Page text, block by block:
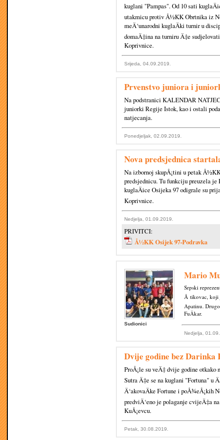
kuglani "Pampas". Od 10 sati
utakmicu protiv Å½KK Obrtnika iz
meÄ‘unarodni kuglaÄki turnir u
domaÄ‡ina na turniru Ä‡e
Koprivnice.
Srijeda, 04.09.2019.
Prvenstvo juniora i
Na podstranici KALENDAR
juniorki Regije Istok, kao i ostali
natjecanja.
Ponedjeljak, 02.09.2019.
Nova predsjednica
Na izbornoj skupÅ¡tini u petak
predsjednicu. Tu funkciju preuzela
kuglaÄice Osijeka 97 odigrale su
Koprivnice.
Nedjelja, 01.09.2019.
PRIVITCI:
Å½KK Osijek 97-Podravka
Sudionici
Mario
Srpski
Å tikovac, koji
Apatinu.
FuÄkar.
Nedjelja,
Dvije godine bez Darinka
ProÅ¡le su veÄ‡ dvije godine otkako
Sutra Ä‡e se na kuglani "Fortuna" u
Ä‘akovaÄke Fortune i poÅ¾eÅ¡kih
predviÄ‘eno je polaganje cvijeÄ‡a
KuÅ¡evcu.
Petak, 30.08.2019.